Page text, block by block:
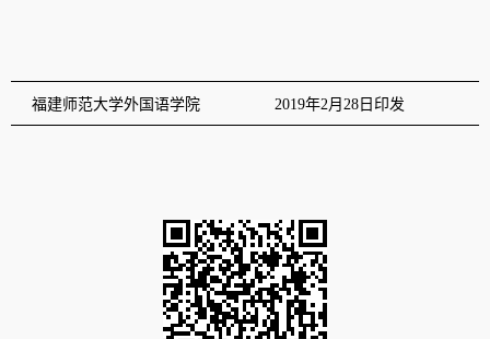
福建师范大学外国语学院 2019年2月 28 日印发